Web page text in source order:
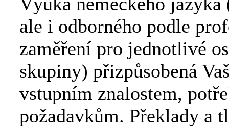
ale i odborného podle
zaměření pro jednotlivé
skupiny) přizpůsobená
vstupním znalostem,
požadavkům. Překlady a